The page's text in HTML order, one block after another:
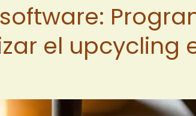
el upcycling